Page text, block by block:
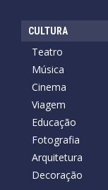
CULTURA
Teatro
Música
Cinema
Viagem
Educação
Fotografia
Arquitetura
Decoração